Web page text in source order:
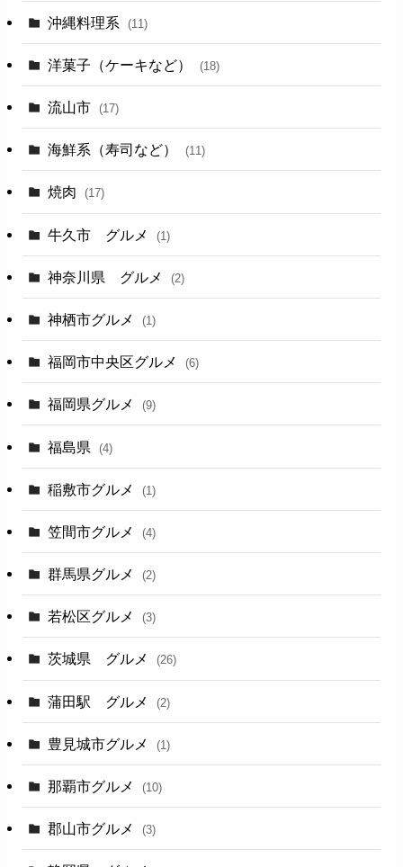
沖縄料理系 (11)
洋菓子（ケーキなど） (18)
流山市 (17)
海鮮系（寿司など） (11)
焼肉 (17)
牛久市 グルメ (1)
神奈川県 グルメ (2)
神栖市グルメ (1)
福岡市中央区グルメ (6)
福岡県グルメ (9)
福島県 (4)
稲敷市グルメ (1)
笠間市グルメ (4)
群馬県グルメ (2)
若松区グルメ (3)
茨城県 グルメ (26)
蒲田駅 グルメ (2)
豊見城市グルメ (1)
那覇市グルメ (10)
郡山市グルメ (3)